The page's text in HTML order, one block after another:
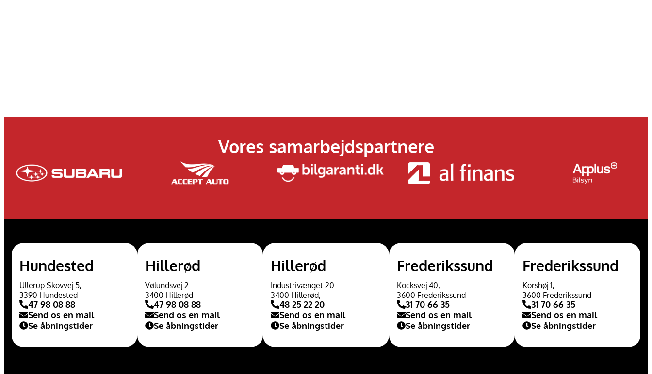
Vores samarbejdspartnere
Hundested
Ullerup Skovvej 5,
3390 Hundested
47 98 08 88
Send os en mail
Se åbningstider
Hillerød
Vølundsvej 2
3400 Hillerød
47 98 08 88
Send os en mail
Se åbningstider
Hillerød
Industrivænget 20
3400 Hillerød,
48 25 22 20
Send os en mail
Se åbningstider
Frederikssund
Kocksvej 40,
3600 Frederikssund
31 70 66 35
Send os en mail
Se åbningstider
Frederikssund
Korshøj 1,
3600 Frederikssund
31 70 66 35
Send os en mail
Se åbningstider